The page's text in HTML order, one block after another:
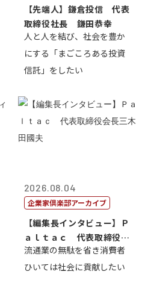
【先端人】鎌倉投信 代表
取締役社長 鎌田恭幸
人と人を結び、社会を豊か
にする「まごころある投資
信託」をしたい
2026.08.04
企業家倶楽部アーカイブ
【編集長インタビュー】Ｐ
ａｌｔａｃ 代表取締役会
長三木田國夫
流通業の無駄を省き消費者
ひいては社会に貢献したい